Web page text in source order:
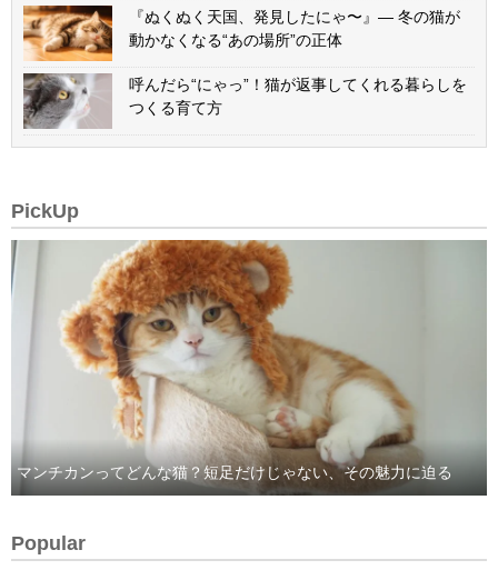
『ぬくぬく天国、発見したにゃ〜』— 冬の猫が
動かなくなる“あの場所”の正体
呼んだら“にゃっ”！猫が返事してくれる暮らしを
つくる育て方
PickUp
マンチカンってどんな猫？短足だけじゃない、その魅力に迫る
Popular